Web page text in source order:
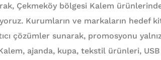
Çekmeköy bölgesi Kalem ürünlerinde
Kurumların ve markaların hedef
çözümler sunarak, promosyonu
ajanda, kupa, tekstil ürünleri,